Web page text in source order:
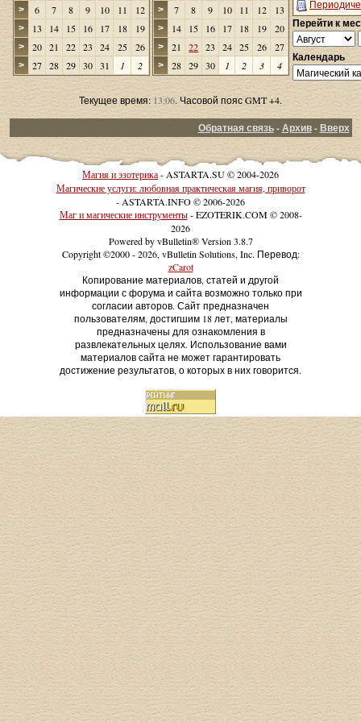
> 6 7 8 9 10 11 12
> 13 14 15 16 17 18 19
> 20 21 22 23 24 25 26
> 27 28 29 30 31 1 2
> 7 8 9 10 11 12 13
> 14 15 16 17 18 19 20
> 21 22 23 24 25 26 27
> 28 29 30 1 2 3 4
Перейти к
Календарь
Текущее время:13:06. Часовой пояс GMT +4.
Обратная связь-Архив-Вверх
Магия и эзотерика- ASTARTA.SU © 2004-2026
Магические услуги: любовная практическая магия, приворот
- ASTARTA.INFO © 2006-2026
Маг и магические инструменты- EZOTERIK.COM © 2008-
2026
Powered by vBulletin® Version 3.8.7
Copyright ©2000 - 2026, vBulletin Solutions, Inc. Перевод:
zCarot
Копирование материалов, статей и другой
информации с форума и сайта возможно только при
согласии авторов. Сайт предназначен
пользователям, достигшим 18 лет, материалы
предназначены для ознакомления в
развлекательных целях. Использование вами
материалов сайта не может гарантировать
достижение результатов, о которых в них говорится.